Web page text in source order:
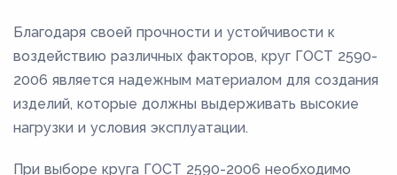
Благодаря своей прочности и устойчивости к
воздействию различных факторов, круг ГОСТ 2590-
2006 является надежным материалом для создания
изделий, которые должны выдерживать высокие
нагрузки и условия эксплуатации.
При выборе круга ГОСТ 2590-2006 необходимо